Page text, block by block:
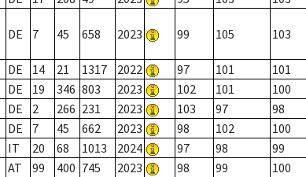
DE 7 45 658 2023 99 105 103
DE 14 21 1317 2022 97 101 101
DE 19 346 803 2023 102 101 100
DE 2 266 231 2023 103 97 98
DE 7 45 662 2023 98 102 100
IT 20 68 1013 2024 97 98 99
AT 99 400 745 2023 98 99 100